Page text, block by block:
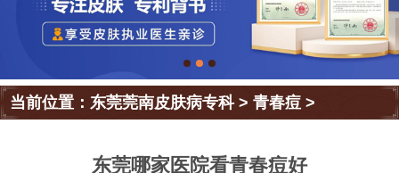
当前位置：东莞莞南皮肤病专科>青春痘 >
东莞哪家医院看青春痘好